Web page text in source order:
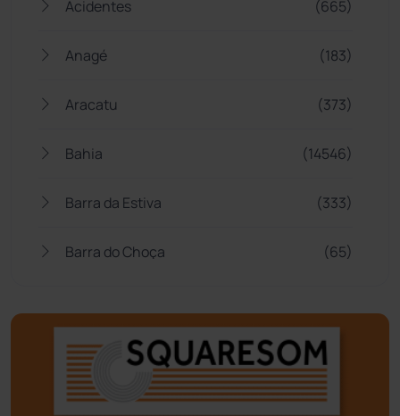
Acidentes (665)
Anagé (183)
Aracatu (373)
Bahia (14546)
Barra da Estiva (333)
Barra do Choça (65)
Bom Jesus da Lapa (509)
Boquira (152)